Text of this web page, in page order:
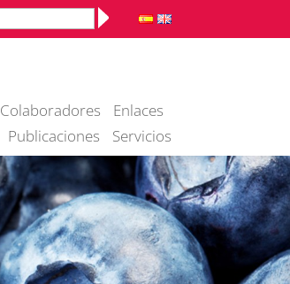
Alternative:
Colaboradores
Enlaces
Publicaciones Servicios